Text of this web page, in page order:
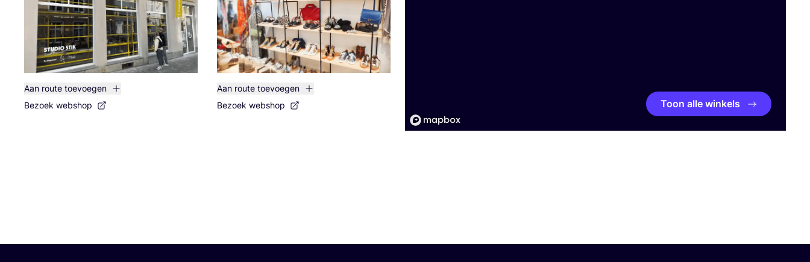
Aan route toevoegen
Bezoek webshop
Aan route toevoegen
Bezoek webshop
Toon alle winkels